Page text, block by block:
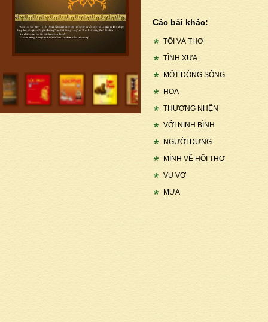
Các bài khác:
TÔI VÀ THƠ
TÌNH XƯA
MỘT DÒNG SÔNG
HOA
THƯƠNG NHỆN
VỚI NINH BÌNH
NGƯỜI DƯNG
MÌNH VỀ HỘI THƠ
VU VƠ
MƯA